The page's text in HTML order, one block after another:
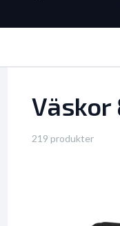
Väskor
219 produkter